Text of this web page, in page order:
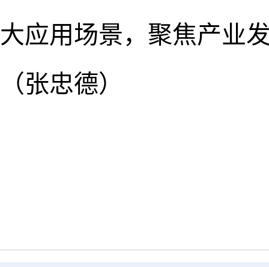
大应用场景，聚焦产业
（张忠德）